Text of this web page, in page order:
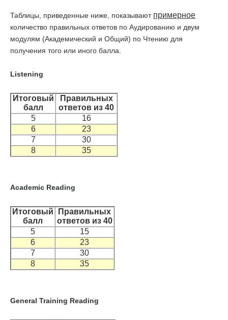
Таблицы, приведенные ниже, показывают примерное
количество правильных ответов по Аудированию и двум
модулям (Академический и Общий) по Чтению для
получения того или иного балла.
Listening
Итоговый
балл
Правильных
ответов из 40
5
16
6
23
7
30
8
35
Academic Reading
Итоговый
балл
Правильных
ответов из 40
5
15
6
23
7
30
8
35
General Training Reading